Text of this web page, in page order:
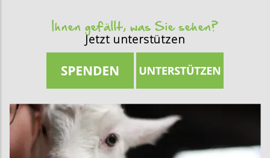
Ihnen gefällt, was Sie sehen?
Jetzt unterstützen